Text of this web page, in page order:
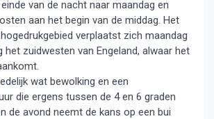
van de nacht naar maandag en
aan het begin van de middag. Het
verplaatst zich maandag
het zuidwesten van Engeland, alwaar het
wat bewolking en een
die ergens tussen de 4 en 6 graden
de avond neemt de kans op een bui